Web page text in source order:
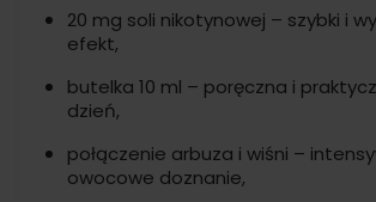
20 mg soli nikotynowej – szybki i
efekt,
butelka 10 ml – poręczna i
dzień,
połączenie arbuza i wiśni –
owocowe doznanie,